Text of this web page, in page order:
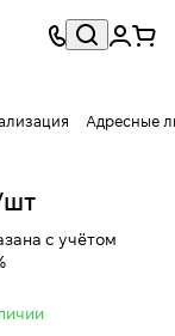
Адресные
шт
с учётом